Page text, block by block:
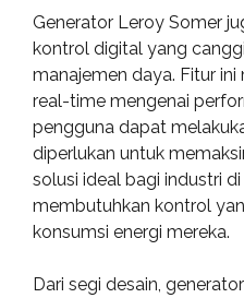
Generator Leroy Somer
kontrol digital yang
manajemen daya. Fitur
real-time mengenai
pengguna dapat
diperlukan untuk
solusi ideal bagi industri
membutuhkan kontrol
konsumsi energi mereka.
Dari segi desain,